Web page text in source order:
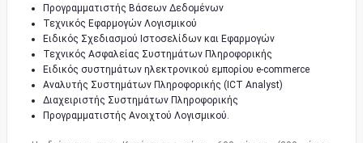
Προγραμματιστής Βάσεων Δεδομένων
Τεχνικός Εφαρμογών Λογισμικού
Ειδικός Σχεδιασμού Ιστοσελίδων και Εφαρμογών
Τεχνικός Ασφαλείας Συστημάτων Πληροφορικής
Ειδικός συστημάτων ηλεκτρονικού εμπορίου e-commerce
Αναλυτής Συστημάτων Πληροφορικής (ICT Analyst)
Διαχειριστής Συστημάτων Πληροφορικής
Προγραμματιστής Ανοιχτού Λογισμικού.